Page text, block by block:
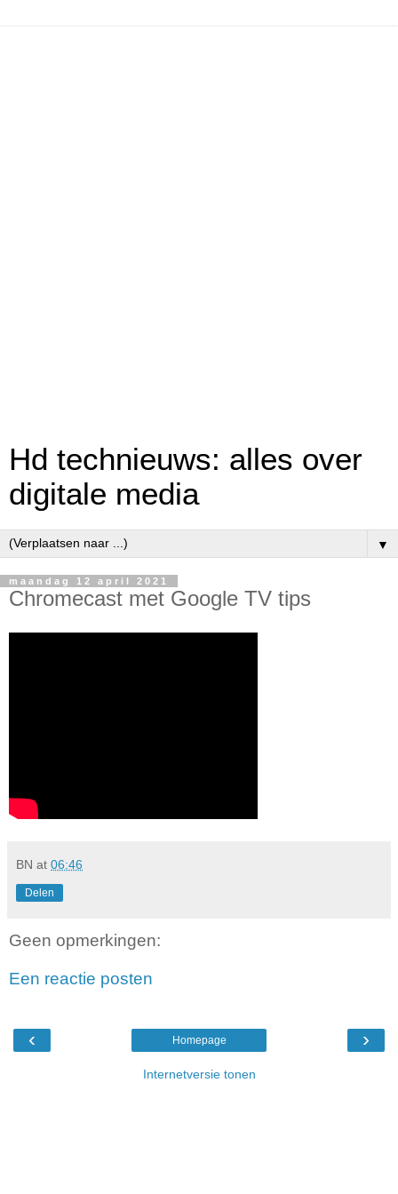
Hd technieuws: alles over
digitale media
▼
maandag 12 april 2021
Chromecast met Google TV tips
BN at 06:46
Delen
Geen opmerkingen:
Een reactie posten
‹ ›
Homepage
Internetversie tonen